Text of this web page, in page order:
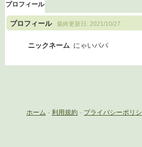
プロフィール
プロフィール 最終更新日: 2021/10/27
ニックネーム にゃいパパ
ホーム - 利用規約 - プライバシーポリ